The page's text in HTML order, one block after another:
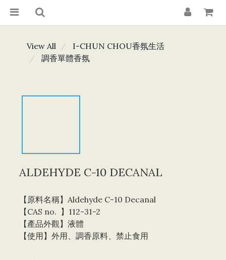
View All
I-CHUN CHOU香氛生活
調香單體香氛
ALDEHYDE C-10 DECANAL
【原料名稱】Aldehyde C-10 Decanal
【CAS no.  】112-31-2
【產品外觀】液體
【使用】外用、調香原料、禁止食用